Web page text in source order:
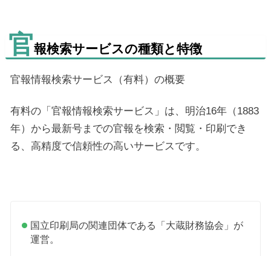
官報検索サービスの種類と特徴
官報情報検索サービス（有料）の概要
有料の「官報情報検索サービス」は、明治16年（1883
年）から最新号までの官報を検索・閲覧・印刷でき
る、高精度で信頼性の高いサービスです。
国立印刷局の関連団体である「大蔵財務協会」が
運営。